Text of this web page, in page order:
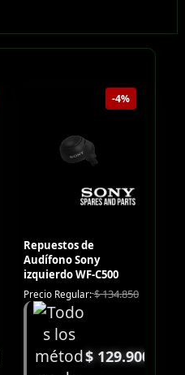
-4%
Repuestos de
Audífono Sony
izquierdo WF-C500
Precio Regular:$134.850
$129.900